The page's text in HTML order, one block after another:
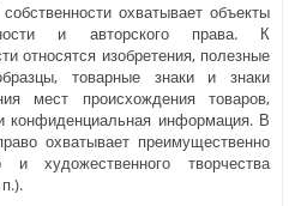
охватывает объекты
и авторского права. К
относятся изобретения, полезные
товарные знаки и знаки
мест происхождения товаров,
конфиденциальная информация. В
охватывает преимущественно
и художественного творчества